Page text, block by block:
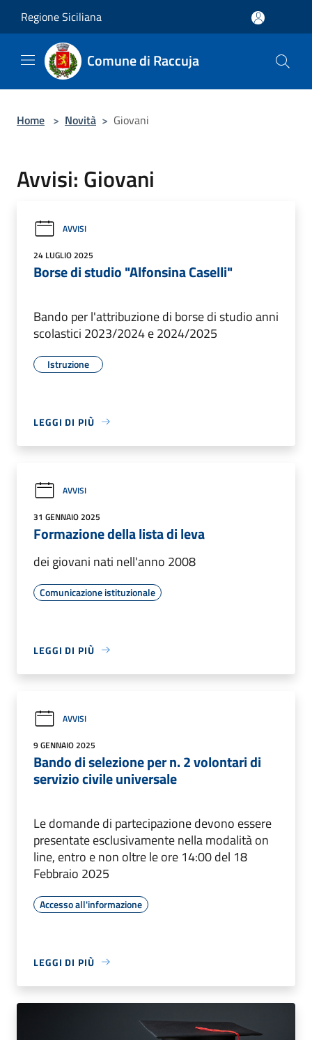
Regione Siciliana
Comune di Raccuja
Home > Novità > Giovani
Avvisi: Giovani
AVVISI
24 LUGLIO 2025
Borse di studio "Alfonsina Caselli"
Bando per l'attribuzione di borse di studio anni
scolastici 2023/2024 e 2024/2025
Istruzione
LEGGI DI PIÙ
AVVISI
31 GENNAIO 2025
Formazione della lista di leva
dei giovani nati nell'anno 2008
Comunicazione istituzionale
LEGGI DI PIÙ
AVVISI
9 GENNAIO 2025
Bando di selezione per n. 2 volontari di
servizio civile universale
Le domande di partecipazione devono essere
presentate esclusivamente nella modalità on
line, entro e non oltre le ore 14:00 del 18
Febbraio 2025
Accesso all'informazione
LEGGI DI PIÙ